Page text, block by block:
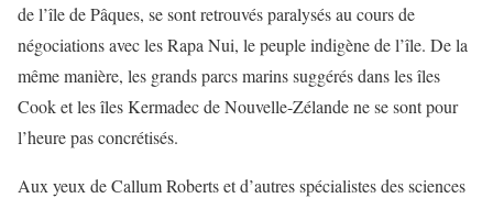
de l’île de Pâques, se sont retrouvés paralysés au cours de
négociations avec les Rapa Nui, le peuple indigène de l’île. De la
même manière, les grands parcs marins suggérés dans les îles
Cook et les îles Kermadec de Nouvelle-Zélande ne se sont pour
l’heure pas concrétisés.
Aux yeux de Callum Roberts et d’autres spécialistes des sciences